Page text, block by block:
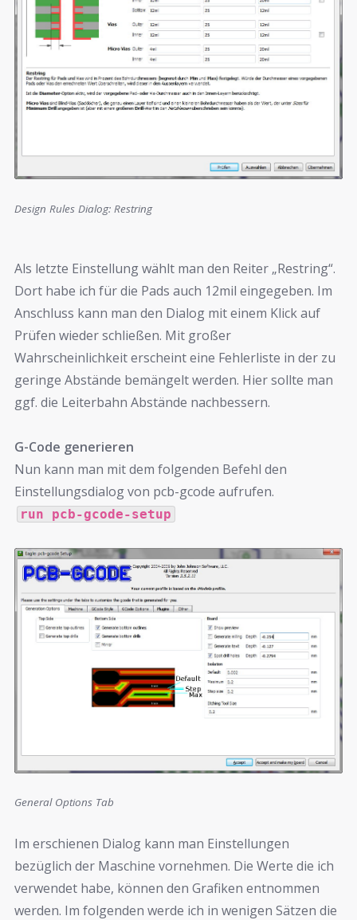
Design Rules Dialog: Restring
Als letzte Einstellung wählt man den Reiter „Restring“.
Dort habe ich für die Pads auch 12mil eingegeben. Im
Anschluss kann man den Dialog mit einem Klick auf
Prüfen wieder schließen. Mit großer
Wahrscheinlichkeit erscheint eine Fehlerliste in der zu
geringe Abstände bemängelt werden. Hier sollte man
ggf. die Leiterbahn Abstände nachbessern.
G-Code generieren
Nun kann man mit dem folgenden Befehl den
Einstellungsdialog von pcb-gcode aufrufen.
run pcb-gcode-setup
General Options Tab
Im erschienen Dialog kann man Einstellungen
bezüglich der Maschine vornehmen. Die Werte die ich
verwendet habe, können den Grafiken entnommen
werden. Im folgenden werde ich in wenigen Sätzen die